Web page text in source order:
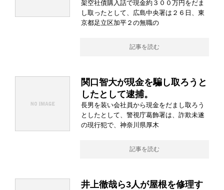
架空社債購入話で現金約３００万円をだま
し取ったとして、広島中央署は２６日、東
京都足立区加平２の無職の
記事を読む
関口智大が現金を騙し取ろうと
したとして逮捕。
長男を装い会社員から現金をだまし取ろう
としたとして、警視庁葛飾署は、詐欺未遂
の現行犯で、神奈川県厚木
記事を読む
井上徹哉ら3人が屋根を修理す